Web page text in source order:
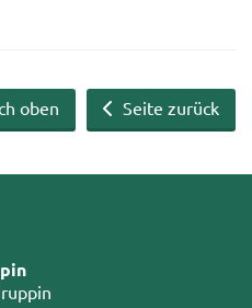
Seite zurück
oben